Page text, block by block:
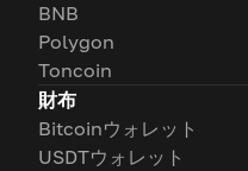
BNB
Polygon
Toncoin
財布
Bitcoinウォレット
USDTウォレット